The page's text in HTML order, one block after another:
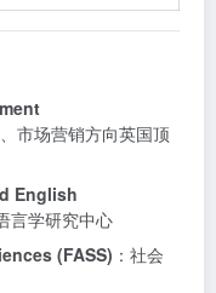
市场营销方向英国顶
English
言学研究中心
(FASS) ：社会